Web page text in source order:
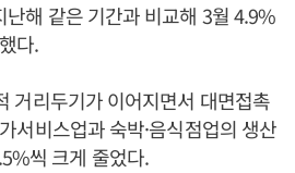
해 같은 기간과 비교해 3월 4.9%
다.
거리두기가 이어지면서 대면접촉
서비스업과 숙박·음식점업의 생산
씩 크게 줄었다.